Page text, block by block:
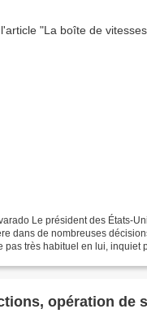
Le président des États-
dans de nombreuses
pas très habituel en lui, inquiet
opération de